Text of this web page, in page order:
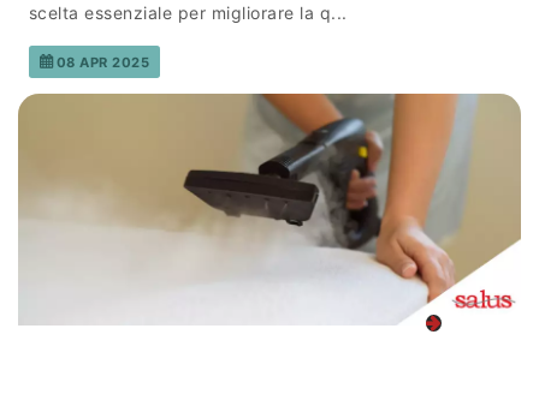
scelta essenziale per migliorare la q...
08 APR 2025